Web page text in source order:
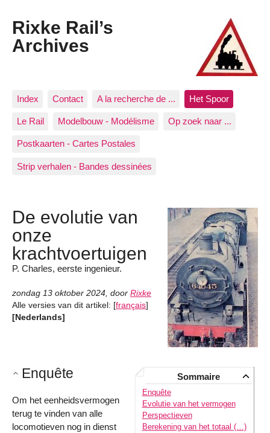
Rixke Rail’s
Archives
Index Contact A la recherche de ... Het Spoor
Le Rail Modelbouw - Modélisme Op zoek naar ...
Postkaarten - Cartes Postales
Strip verhalen - Bandes dessinées
De evolutie van
onze
krachtvoertuigen
P. Charles, eerste ingenieur.
zondag 13 oktober 2024, door Rixke
Alle versies van dit artikel: [français]
[Nederlands]
Sommaire
Enquête
Evolutie van het vermogen
Perspectieven
Berekening van het totaal (…)
Enquête
Om het eenheidsvermogen
terug te vinden van alle
locomotieven nog in dienst